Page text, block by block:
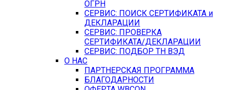
ОГРН
СЕРВИС: ПОИСК СЕРТИФИКАТА и
ДЕКЛАРАЦИИ
СЕРВИС: ПРОВЕРКА
СЕРТИФИКАТА/ДЕКЛАРАЦИИ
СЕРВИС: ПОДБОР ТН ВЭД
О НАС
ПАРТНЕРСКАЯ ПРОГРАММА
БЛАГОДАРНОСТИ